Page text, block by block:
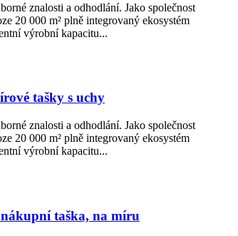
znalosti a odhodlání. Jako společnost
20 000 m² plně integrovaný ekosystém
výrobní kapacitu...
tašky s uchy
znalosti a odhodlání. Jako společnost
20 000 m² plně integrovaný ekosystém
výrobní kapacitu...
taška, na míru